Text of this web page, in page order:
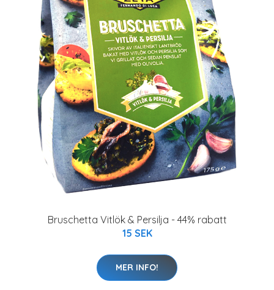
Bruschetta Vitlök & Persilja - 44% rabatt
15 SEK
MER INFO!